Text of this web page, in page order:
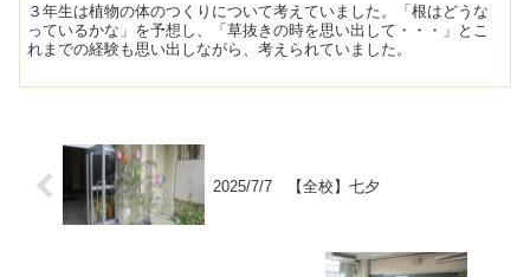
３年生は植物の体のつくりについて考えていました。「根はどうな
っているかな」を予想し、「草抜きの時を思い出して・・・」とこ
れまでの経験も思い出しながら、考えられていました。
2025/7/7 【全校】七夕